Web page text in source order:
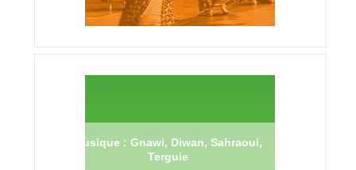
Musique : Gnawi, Diwan, Sahraoui,
Terguie